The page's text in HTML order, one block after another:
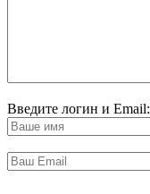
Введите логин и Email: